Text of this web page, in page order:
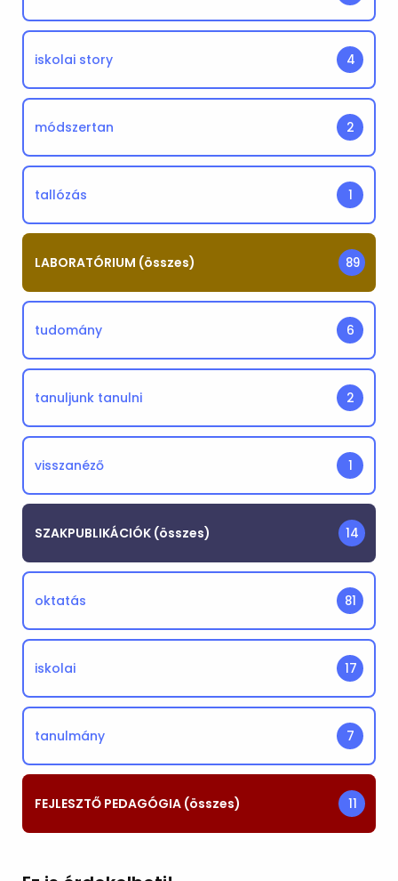
iskolai story 4
módszertan 2
tallózás 1
LABORATÓRIUM (összes) 89
tudomány 6
tanuljunk tanulni 2
visszanéző 1
SZAKPUBLIKÁCIÓK (összes) 14
oktatás 81
iskolai 17
tanulmány 7
FEJLESZTŐ PEDAGÓGIA (összes) 11